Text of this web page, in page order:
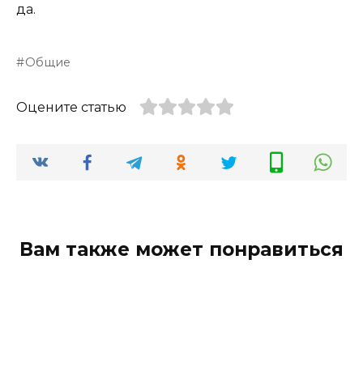
да.
Общие
Оцените статью
Вам также может понравиться